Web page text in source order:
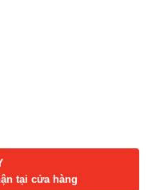
tại cửa hàng